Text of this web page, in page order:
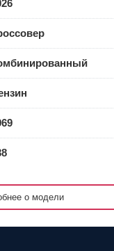
о модели